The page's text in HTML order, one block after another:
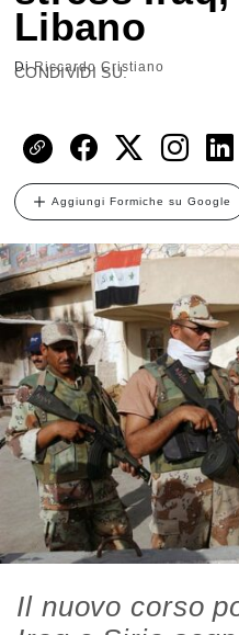
Libano
DiRiccardo Cristiano
CONDIVIDI SU:
Aggiungi Formiche su Google
Il nuovo corso